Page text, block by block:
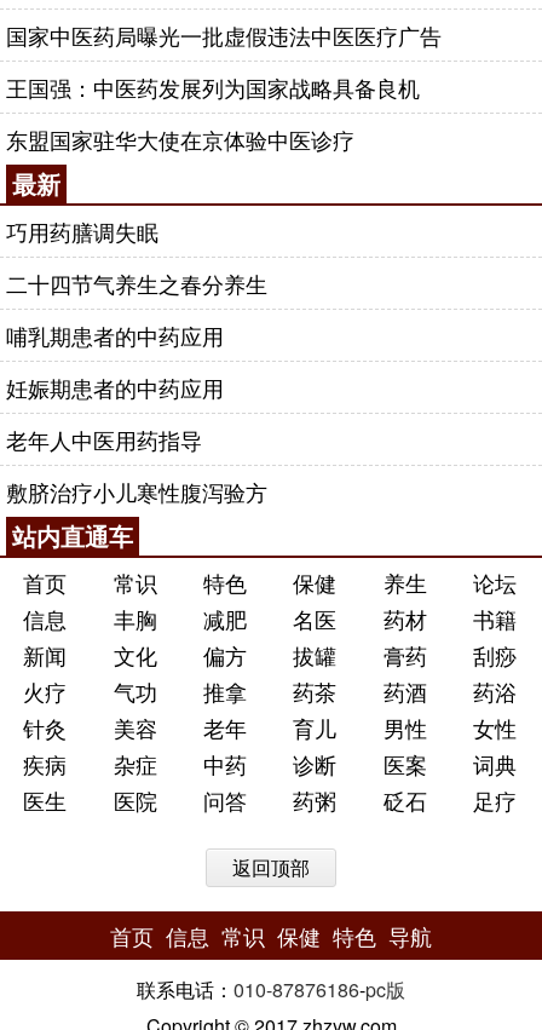
国家中医药局曝光一批虚假违法中医医疗广告
王国强：中医药发展列为国家战略具备良机
东盟国家驻华大使在京体验中医诊疗
最新
巧用药膳调失眠
二十四节气养生之春分养生
哺乳期患者的中药应用
妊娠期患者的中药应用
老年人中医用药指导
敷脐治疗小儿寒性腹泻验方
站内直通车
首页 常识 特色 保健 养生
论坛
信息
丰胸 减肥 名医 药材
书籍
新闻
文化 偏方 拔罐 膏药
刮痧
火疗
气功 推拿 药茶 药酒
药浴
针灸
美容 老年 育儿 男性
女性
疾病
杂症 中药 诊断 医案
词典
医生
医院 问答 药粥 砭石 足疗
返回顶部
首页 信息 常识 保健 特色 导航
联系电话： 010-87876186-pc版